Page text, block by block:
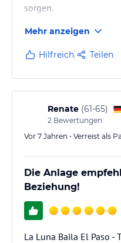
sorgen.
Mehr anzeigen
Hilfreich Teilen
Renate (61-65)
2 Bewertungen
Vor 7 Jahren • Verreist als
Die Anlage
Beziehung!
La Luna Baila El Paso -